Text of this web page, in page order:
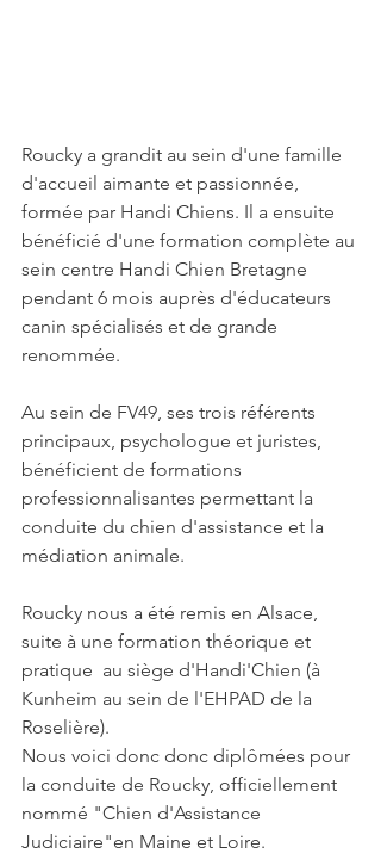
Roucky a grandit au sein d'une famille
d'accueil aimante et passionnée,
formée par Handi Chiens. Il a ensuite
bénéficié d'une formation complète au
sein centre Handi Chien Bretagne
pendant 6 mois auprès d'éducateurs
canin spécialisés et de grande
renommée.
Au sein de FV49, ses trois référents
principaux, psychologue et juristes,
bénéficient de formations
professionnalisantes permettant la
conduite du chien d'assistance et la
médiation animale.
Roucky nous a été remis en Alsace,
suite à une formation théorique et
pratique  au siège d'Handi'Chien (à
Kunheim au sein de l'EHPAD de la
Roselière).
Nous voici donc donc diplômées pour
la conduite de Roucky, officiellement
nommé "Chien d'Assistance
Judiciaire"en Maine et Loire.